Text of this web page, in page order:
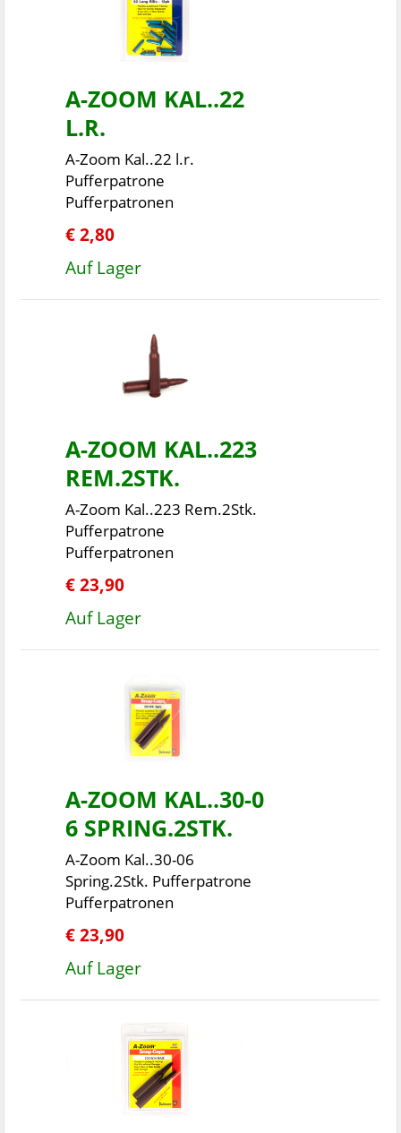
A-ZOOM KAL..22
L.R.
A-Zoom Kal..22 l.r.
Pufferpatrone
Pufferpatronen
€ 2,80
Auf Lager
A-ZOOM KAL..223
REM.2STK.
A-Zoom Kal..223 Rem.2Stk.
Pufferpatrone
Pufferpatronen
€ 23,90
Auf Lager
A-ZOOM KAL..30-0
6 SPRING.2STK.
A-Zoom Kal..30-06
Spring.2Stk. Pufferpatrone
Pufferpatronen
€ 23,90
Auf Lager